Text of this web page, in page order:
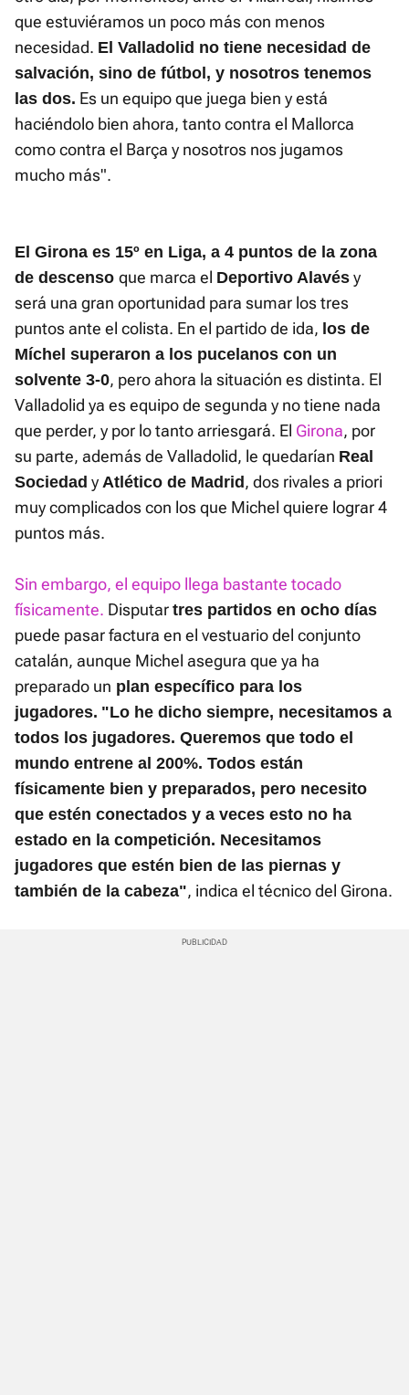
que estuviéramos un poco más con menos
necesidad. El Valladolid no tiene necesidad de
salvación, sino de fútbol, y nosotros tenemos
las dos. Es un equipo que juega bien y está
haciéndolo bien ahora, tanto contra el Mallorca
como contra el Barça y nosotros nos jugamos
mucho más".
El Girona es 15º en Liga, a 4 puntos de la zona
de descenso que marca el Deportivo Alavés y
será una gran oportunidad para sumar los tres
puntos ante el colista. En el partido de ida, los de
Míchel superaron a los pucelanos con un
solvente 3-0, pero ahora la situación es distinta. El
Valladolid ya es equipo de segunda y no tiene nada
que perder, y por lo tanto arriesgará. El Girona, por
su parte, además de Valladolid, le quedarían Real
Sociedad y Atlético de Madrid , dos rivales a priori
muy complicados con los que Michel quiere lograr 4
puntos más.
Sin embargo, el equipo llega bastante tocado
físicamente. Disputar tres partidos en ocho días
puede pasar factura en el vestuario del conjunto
catalán, aunque Michel asegura que ya ha
preparado un plan específico para los
jugadores. "Lo he dicho siempre, necesitamos a
todos los jugadores. Queremos que todo el
mundo entrene al 200%. Todos están
físicamente bien y preparados, pero necesito
que estén conectados y a veces esto no ha
estado en la competición. Necesitamos
jugadores que estén bien de las piernas y
también de la cabeza", indica el técnico del Girona.